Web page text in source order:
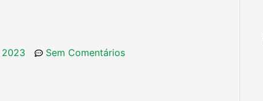
Sem Comentários